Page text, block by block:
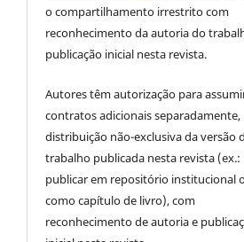
o compartilhamento irrestrito com
reconhecimento da autoria do
publicação inicial nesta revista.
Autores têm autorização para
contratos adicionais separadamente,
distribuição não-exclusiva da versão
trabalho publicada nesta revista (ex.:
publicar em repositório institucional
como capítulo de livro), com
reconhecimento de autoria e